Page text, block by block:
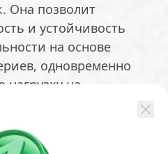
Она позволит
и устойчивость
на основе
одновременно
нагрузку на
организации